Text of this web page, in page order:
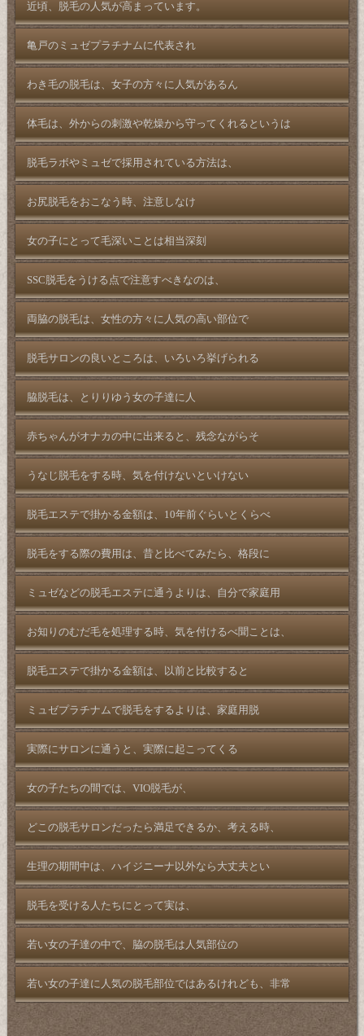
近頃、脱毛の人気が高まっています。
亀戸のミュゼプラチナムに代表され
わき毛の脱毛は、女子の方々に人気があるん
体毛は、外からの刺激や乾燥から守ってくれるというは
脱毛ラボやミュゼで採用されている方法は、
お尻脱毛をおこなう時、注意しなけ
女の子にとって毛深いことは相当深刻
SSC脱毛をうける点で注意すべきなのは、
両脇の脱毛は、女性の方々に人気の高い部位で
脱毛サロンの良いところは、いろいろ挙げられる
脇脱毛は、とりりゆう女の子達に人
赤ちゃんがオナカの中に出来ると、残念ながらそ
うなじ脱毛をする時、気を付けないといけない
脱毛エステで掛かる金額は、10年前ぐらいとくらべ
脱毛をする際の費用は、昔と比べてみたら、格段に
ミュゼなどの脱毛エステに通うよりは、自分で家庭用
お知りのむだ毛を処理する時、気を付けるべ聞ことは、
脱毛エステで掛かる金額は、以前と比較すると
ミュゼプラチナムで脱毛をするよりは、家庭用脱
実際にサロンに通うと、実際に起こってくる
女の子たちの間では、VIO脱毛が、
どこの脱毛サロンだったら満足できるか、考える時、
生理の期間中は、ハイジニーナ以外なら大丈夫とい
脱毛を受ける人たちにとって実は、
若い女の子達の中で、脇の脱毛は人気部位の
若い女の子達に人気の脱毛部位ではあるけれども、非常